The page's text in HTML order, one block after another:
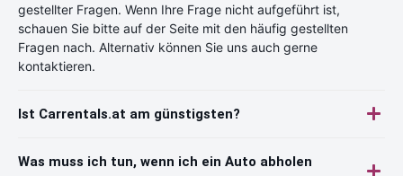
gestellter Fragen. Wenn Ihre Frage nicht aufgeführt ist,
schauen Sie bitte auf der Seite mit den häufig gestellten
Fragen nach. Alternativ können Sie uns auch gerne
kontaktieren.
Ist Carrentals.at am günstigsten?
Was muss ich tun, wenn ich ein Auto abholen